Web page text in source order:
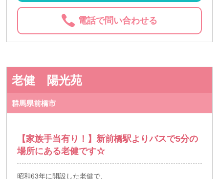
電話で問い合わせる
老健 陽光苑
群馬県前橋市
【家族手当有り！】新前橋駅よりバスで5分の
場所にある老健です☆
昭和63年に開設した老健で、